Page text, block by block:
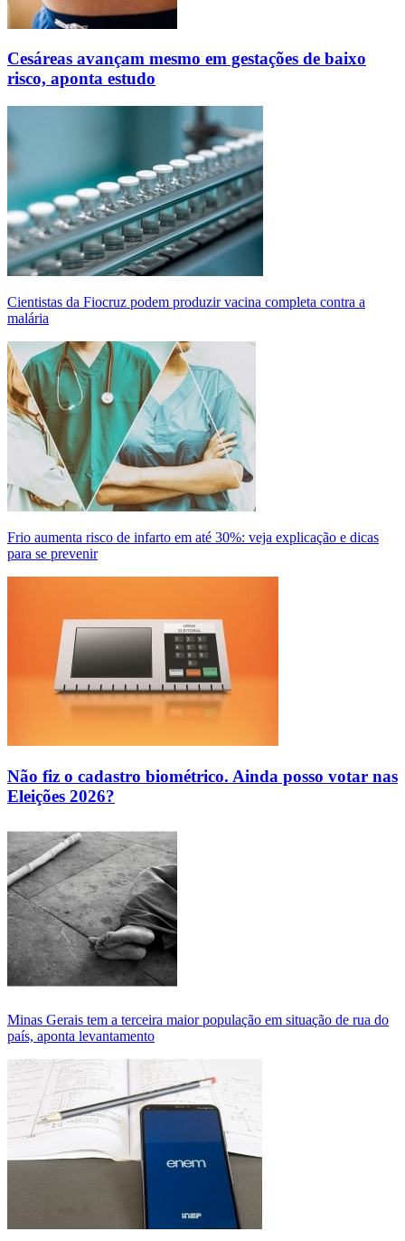
Cesáreas avançam mesmo em gestações de baixo
risco, aponta estudo
Cientistas da Fiocruz podem produzir vacina completa contra a
malária
Frio aumenta risco de infarto em até 30%: veja explicação e dicas
para se prevenir
Não fiz o cadastro biométrico. Ainda posso votar nas
Eleições 2026?
Minas Gerais tem a terceira maior população em situação de rua do
país, aponta levantamento